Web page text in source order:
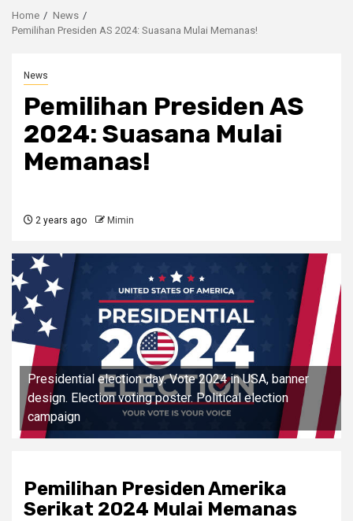
Home
News
Pemilihan Presiden AS 2024: Suasana Mulai Memanas!
News
Pemilihan Presiden AS
2024: Suasana Mulai
Memanas!
2 years ago Mimin
Presidential election day. Vote 2024 in USA, banner
design. Election voting poster. Political election
campaign
Pemilihan Presiden Amerika
Serikat 2024 Mulai Memanas